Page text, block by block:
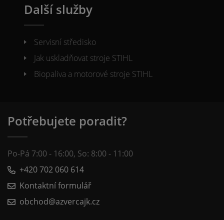
Další služby
Servisní středisko
Jak uskladňovat stroje STIHL
Biopaliva a motorové stroje STIHL
Potřebujete poradit?
Po-Pá 7:00 - 16:00, So: 8:00 - 11:00
+420 702 060 614
Kontaktní formulář
obchod@azvercajk.cz